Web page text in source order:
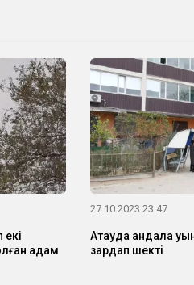
екі
адам
27.10.2023 23:47
Ақтауда қандала
зардап шекті